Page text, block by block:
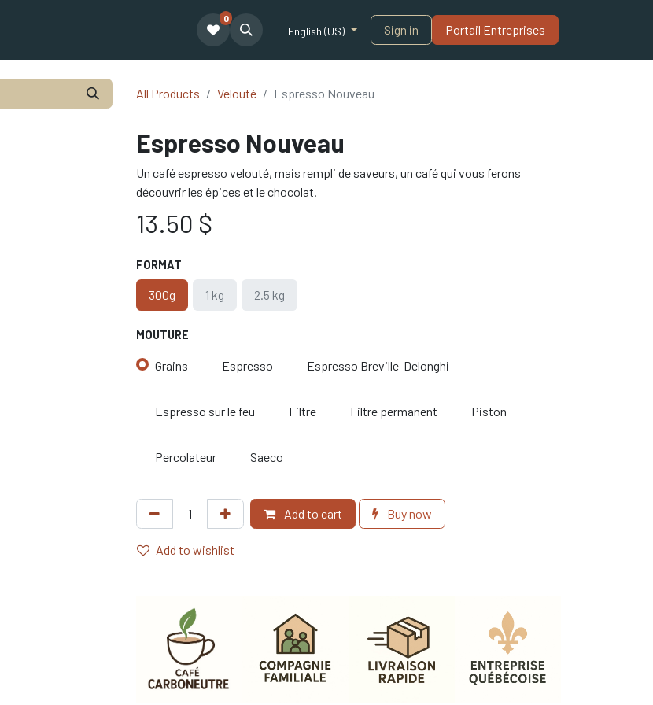
Financing Blogue
0
English (US) Sign in Portail Entreprises​
All Products Velouté Espresso Nouveau
Espresso Nouveau
Un café espresso velouté, mais rempli de saveurs, un café qui vous ferons
découvrir les épices et le chocolat.
13.50 $
FORMAT
300g 1 kg 2.5 kg
MOUTURE
Grains Espresso Espresso Breville-Delonghi
Espresso sur le feu Filtre Filtre permanent Piston
Percolateur Saeco
Add to cart Buy now
Add to wishlist